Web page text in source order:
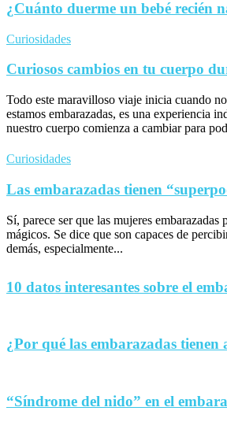
¿Cuánto duerme un bebé recién
Curiosidades
Curiosos cambios en tu cuerpo
Todo este maravilloso viaje inicia cuando
estamos embarazadas, es una experiencia
nuestro cuerpo comienza a cambiar para
Curiosidades
Las embarazadas tienen
Sí, parece ser que las mujeres embarazadas
mágicos. Se dice que son capaces de
demás, especialmente...
10 datos interesantes sobre el
¿Por qué las embarazadas tienen
“Síndrome del nido” en el